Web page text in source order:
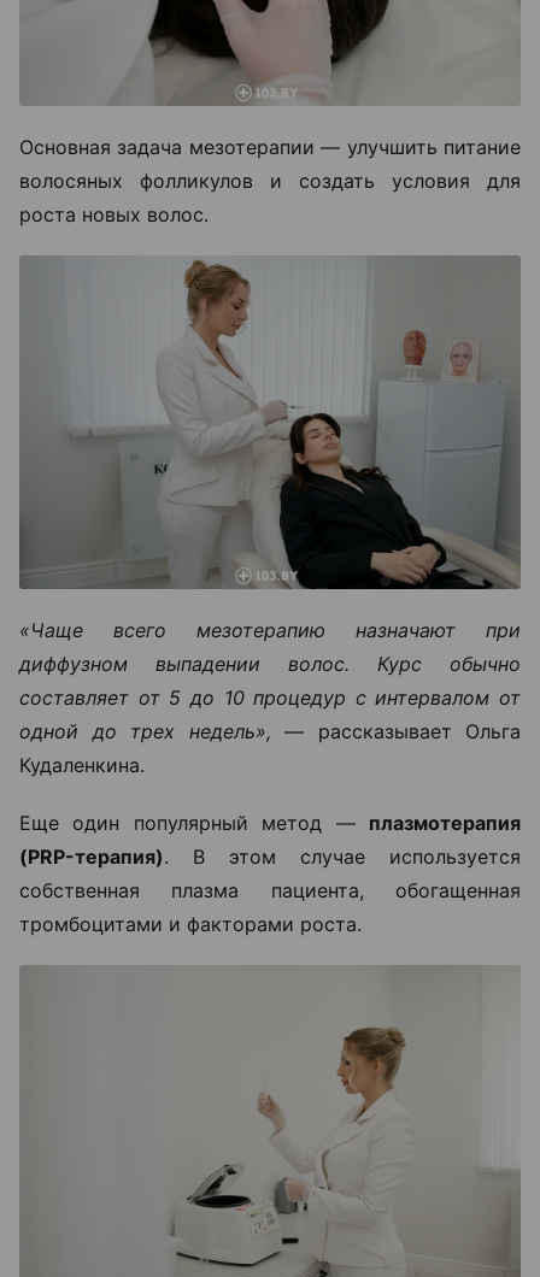
Основная задача мезотерапии — улучшить питание
волосяных фолликулов и создать условия для
роста новых волос.
«Чаще всего мезотерапию назначают при
диффузном выпадении волос. Курс обычно
составляет от 5 до 10 процедур с интервалом от
одной до трех недель», — рассказывает Ольга
Кудаленкина.
Еще один популярный метод — плазмотерапия
(PRP-терапия). В этом случае используется
собственная плазма пациента, обогащенная
тромбоцитами и факторами роста.